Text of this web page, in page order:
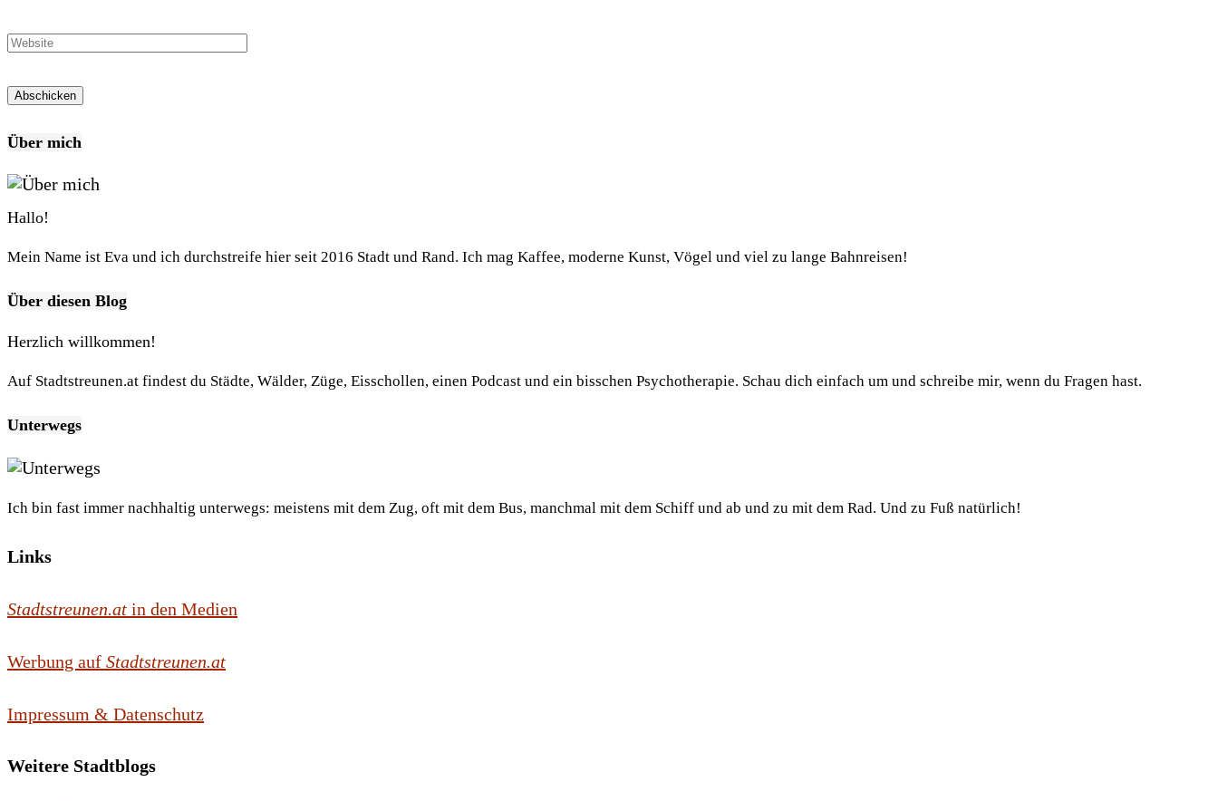
Über mich
Hallo!
Mein Name ist Eva und ich durchstreife hier seit 2016 Stadt und Rand. Ich mag Kaffee, moderne Kunst, Vögel und viel zu lange Bahnreisen!
Über diesen Blog
Herzlich willkommen!
Auf Stadtstreunen.at findest du Städte, Wälder, Züge, Eisschollen, einen Podcast und ein bisschen Psychotherapie. Schau dich einfach um und schreibe mir, wenn du Fragen hast.
Unterwegs
Ich bin fast immer nachhaltig unterwegs: meistens mit dem Zug, oft mit dem Bus, manchmal mit dem Schiff und ab und zu mit dem Rad. Und zu Fuß natürlich!
Links
Stadtstreunen.at in den Medien
Werbung auf Stadtstreunen.at
Impressum & Datenschutz
Weitere Stadtblogs